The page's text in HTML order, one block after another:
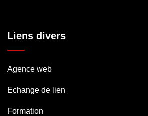
Liens divers
Agence web
Echange de lien
Formation